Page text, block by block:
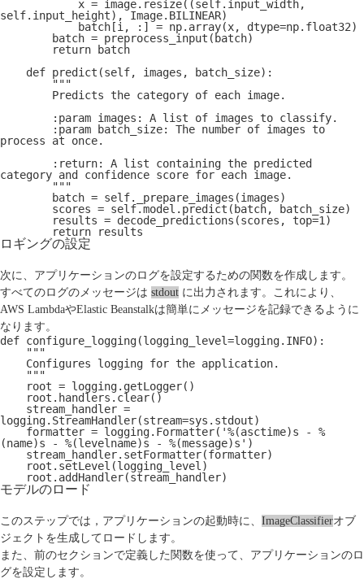
self.input_height), Image.BILINEAR)
batch[i, :] = np.array(x, dtype=np.float32)
batch = preprocess_input(batch)
return batch
def predict(self, images, batch_size):
"""
Predicts the category of each image.
:param images: A list of images to classify.
process at once.
category and confidence score for each image.
"""
batch = self._prepare_images(images)
scores = self.model.predict(batch, batch_size)
results = decode_predictions(scores, top=1)
return results
ロギングの設定
次に、アプリケーションのログを設定するための関数を作成します。
すべてのログのメッセージは stdout に出力されます。これにより、
AWS LambdaやElastic Beanstalkは簡単にメッセージを記録できるように
なります。
def configure_logging(logging_level=logging.INFO):
"""
Configures logging for the application.
"""
root = logging.getLogger()
root.handlers.clear()
logging.StreamHandler(stream=sys.stdout)
(name)s - %(levelname)s - %(message)s')
stream_handler.setFormatter(formatter)
root.setLevel(logging_level)
root.addHandler(stream_handler)
モデルのロード
このステップでは，アプリケーションの起動時に、 ImageClassifierオブ
ジェクトを生成してロードします。
また、前のセクションで定義した関数を使って、アプリケーションのロ
グを設定します。